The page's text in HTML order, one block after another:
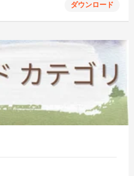
ダウンロード